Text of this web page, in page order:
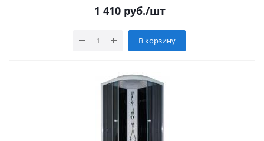
1 410 руб./шт
В корзину